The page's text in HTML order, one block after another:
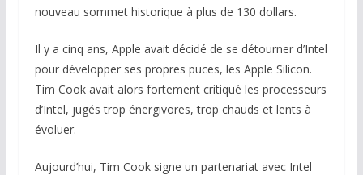
nouveau sommet historique à plus de 130 dollars.
Il y a cinq ans, Apple avait décidé de se détourner d’Intel
pour développer ses propres puces, les Apple Silicon.
Tim Cook avait alors fortement critiqué les processeurs
d’Intel, jugés trop énergivores, trop chauds et lents à
évoluer.
Aujourd’hui, Tim Cook signe un partenariat avec Intel